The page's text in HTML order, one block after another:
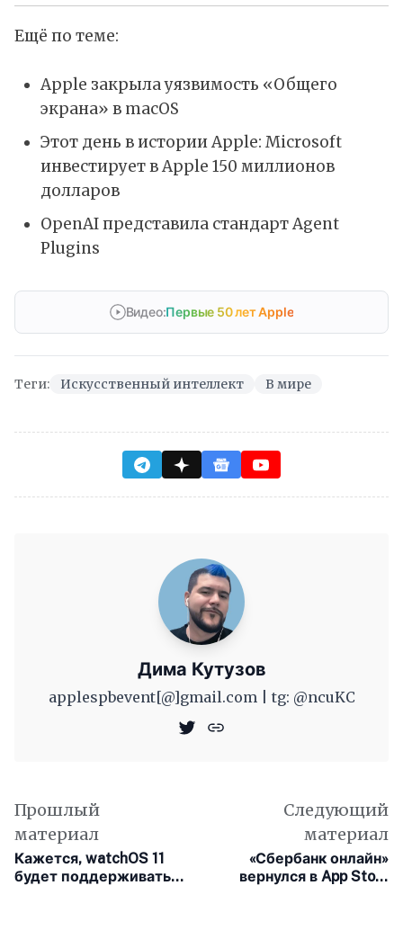
Ещё по теме:
Apple закрыла уязвимость «Общего
экрана» в macOS
Этот день в истории Apple: Microsoft
инвестирует в Apple 150 миллионов
долларов
OpenAI представила стандарт Agent
Plugins
Видео:Первые 50 лет Apple
Теги: Искусственный интеллект В мире
Дима Кутузов
applespbevent[@]gmail.com | tg: @ncuKC
Прошлый
материал
Кажется, watchOS 11
будет поддерживать
Следующий
материал
«Сбербанк онлайн»
вернулся в App Store